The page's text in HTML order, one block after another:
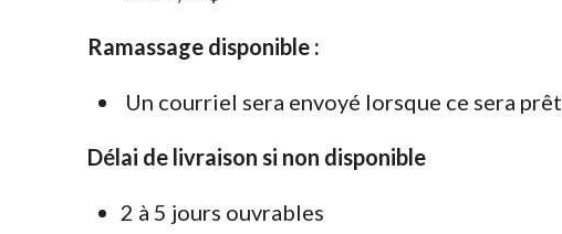
Ramassage disponible :
Un courriel sera envoyé lorsque ce sera prêt
Délai de livraison si non disponible
2 à 5 jours ouvrables